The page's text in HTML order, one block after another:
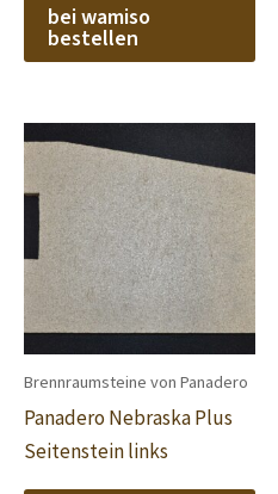
bei wamiso
bestellen
Brennraumsteine von Panadero
Panadero Nebraska Plus
Seitenstein links